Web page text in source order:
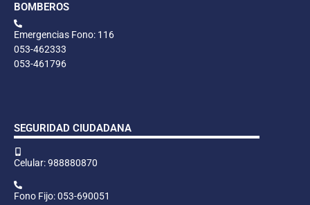
BOMBEROS
Emergencias Fono: 116
053-462333
053-461796
SEGURIDAD CIUDADANA
Celular: 988880870
Fono Fijo: 053-690051